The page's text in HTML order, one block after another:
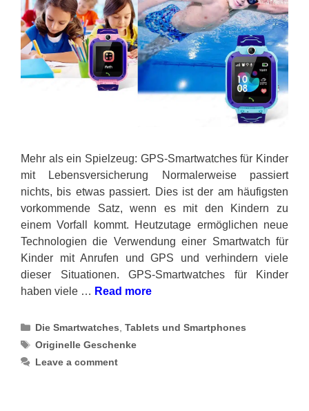
Mehr als ein Spielzeug: GPS-Smartwatches für Kinder
mit Lebensversicherung Normalerweise passiert
nichts, bis etwas passiert. Dies ist der am häufigsten
vorkommende Satz, wenn es mit den Kindern zu
einem Vorfall kommt. Heutzutage ermöglichen neue
Technologien die Verwendung einer Smartwatch für
Kinder mit Anrufen und GPS und verhindern viele
dieser Situationen. GPS-Smartwatches für Kinder
haben viele … Read more
Categories
Die Smartwatches ,Tablets und Smartphones
Tags
Originelle Geschenke
Leave a comment